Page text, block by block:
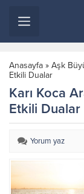
Anasayfa » Aşk
Etkili Dualar
Karı Koca
Etkili Dualar
Yorum yaz